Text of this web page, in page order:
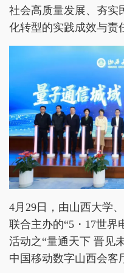
社会高质量发展、夯实
化转型的实践成效与责
4月29日，由山西大学
联合主办的“5・17世界
活动之“量通天下 晋见
中国移动数字山西会客